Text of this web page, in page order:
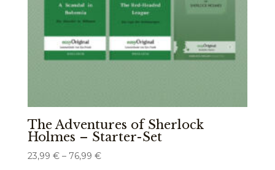
The Adventures of Sherlock
Holmes – Starter-Set
23,99 € – 76,99 €Preisspanne: